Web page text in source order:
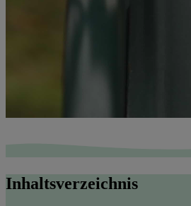
Inhaltsverzeichnis